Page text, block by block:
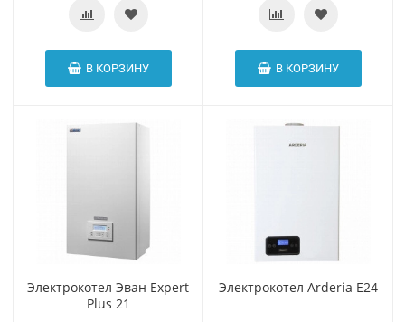
В КОРЗИНУ В КОРЗИНУ
Электрокотел Эван Expert
Plus 21
Электрокотел Arderia E24